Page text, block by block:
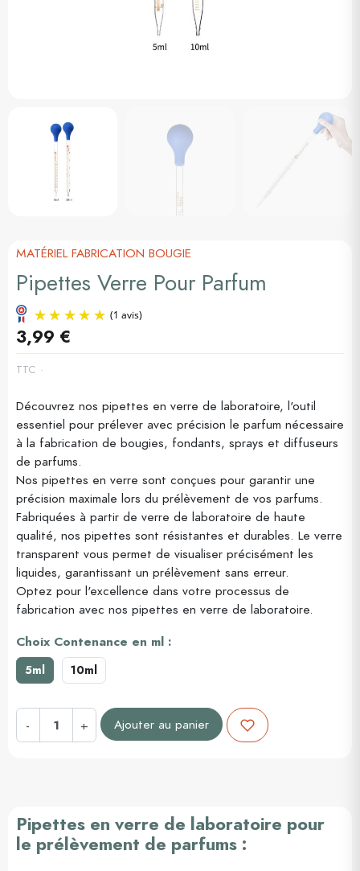
MATÉRIEL FABRICATION BOUGIE
Pipettes Verre Pour Parfum
(1 avis)
3,99 €
TTC
Découvrez nos pipettes en verre de laboratoire, l'outil
essentiel pour prélever avec précision le parfum nécessaire
à la fabrication de bougies, fondants, sprays et diffuseurs
de parfums.
Nos pipettes en verre sont conçues pour garantir une
précision maximale lors du prélèvement de vos parfums.
Fabriquées à partir de verre de laboratoire de haute
qualité, nos pipettes sont résistantes et durables. Le verre
transparent vous permet de visualiser précisément les
liquides, garantissant un prélèvement sans erreur.
Optez pour l'excellence dans votre processus de
fabrication avec nos pipettes en verre de laboratoire.
Choix Contenance en ml :
5ml 10ml
- + Ajouter au panier
Pipettes en verre de laboratoire pour
le prélèvement de parfums :